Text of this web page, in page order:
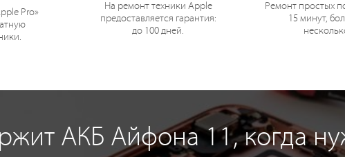
Pro»
На ремонт техники Apple
предоставляется гарантия:
до 100 дней.
Ремонт простых
15 минут,
АКБ Айфона 11, когда